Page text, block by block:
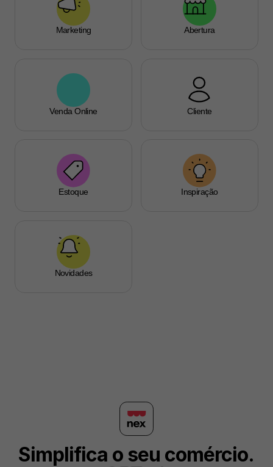
Marketing Abertura
Venda Online Cliente
Estoque Inspiração
Novidades
Simplifica o seu comércio.